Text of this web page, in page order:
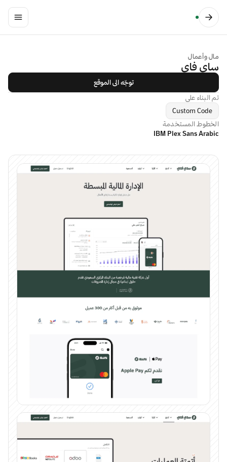
مال وأعمال
ساي فاي
توجّه الى الموقع
تم البناء على
Custom Code
الخطوط المستخدمة
IBM Plex Sans Arabic